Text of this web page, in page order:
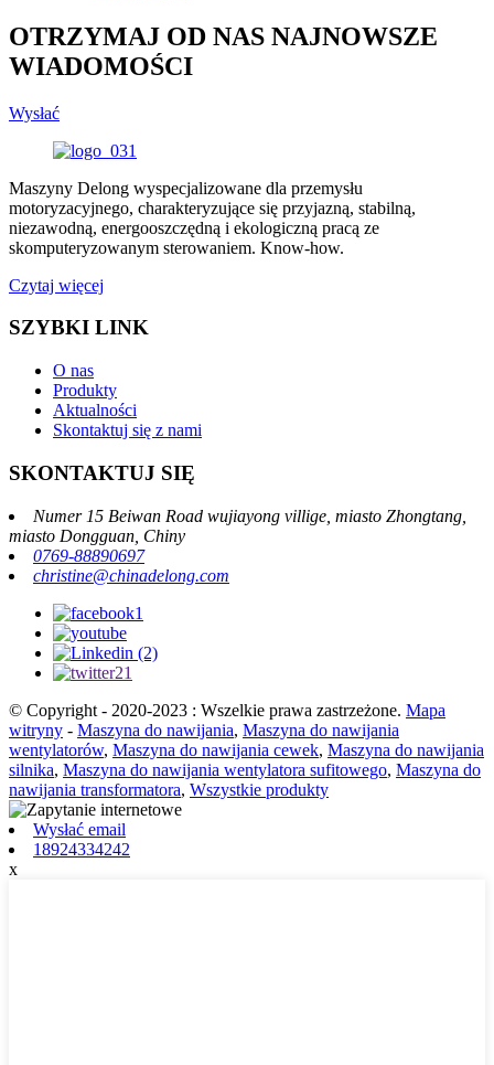
OTRZYMAJ OD NAS NAJNOWSZE
WIADOMOŚCI
Wysłać
Maszyny Delong wyspecjalizowane dla przemysłu
motoryzacyjnego, charakteryzujące się przyjazną, stabilną,
niezawodną, ​​energooszczędną i ekologiczną pracą ze
skomputeryzowanym sterowaniem. Know-how.
Czytaj więcej
SZYBKI LINK
O nas
Produkty
Aktualności
Skontaktuj się z nami
SKONTAKTUJ SIĘ
Numer 15 Beiwan Road wujiayong villige, miasto Zhongtang,
miasto Dongguan, Chiny
0769-88890697
christine@chinadelong.com
© Copyright - 2020-2023 : Wszelkie prawa zastrzeżone. Mapa
witryny - Maszyna do nawijania, Maszyna do nawijania
wentylatorów, Maszyna do nawijania cewek, Maszyna do nawijania
silnika, Maszyna do nawijania wentylatora sufitowego, Maszyna do
nawijania transformatora, Wszystkie produkty
Wysłać email
18924334242
x